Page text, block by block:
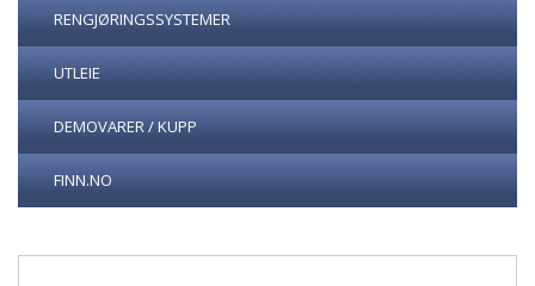
RENGJØRINGSSYSTEMER
UTLEIE
DEMOVARER / KUPP
FINN.NO